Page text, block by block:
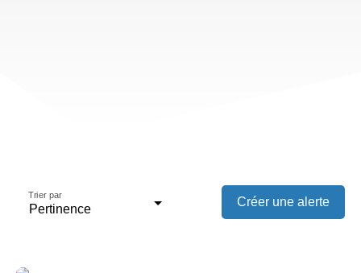
Pertinence
Trier par Créer une alerte